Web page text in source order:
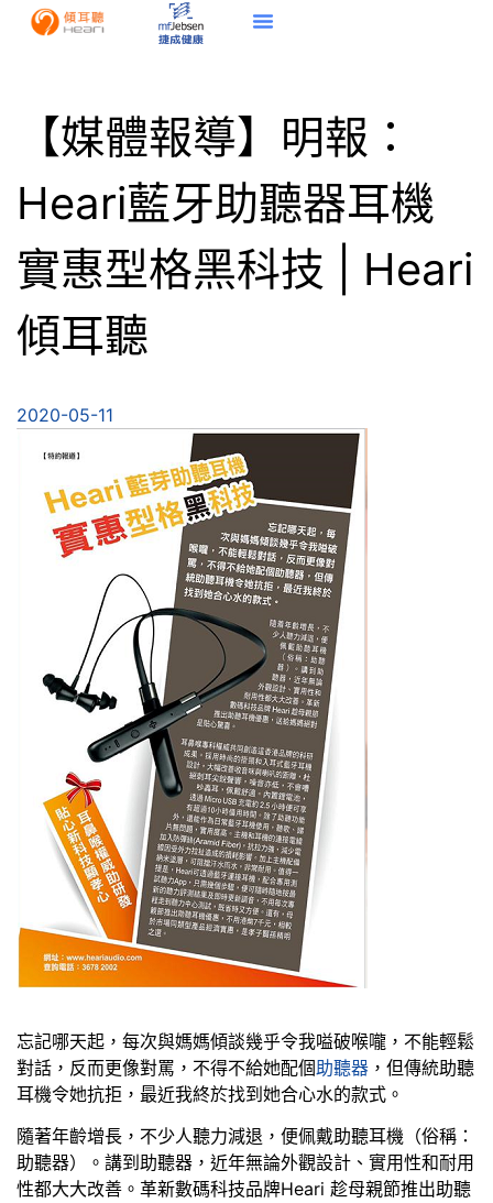
【媒體報導】明報：
Heari藍牙助聽器耳機
實惠型格黑科技 | Heari
傾耳聽
2020-05-11
忘記哪天起，每次與媽媽傾談幾乎令我嗌破喉嚨，不能輕鬆
對話，反而更像對罵，不得不給她配個助聽器 ，但傳統助聽
耳機令她抗拒，最近我終於找到她合心水的款式。
隨著年齡增長，不少人聽力減退，便佩戴助聽耳機（俗稱：
助聽器）。講到助聽器，近年無論外觀設計、實用性和耐用
性都大大改善。革新數碼科技品牌Heari 趁母親節推出助聽